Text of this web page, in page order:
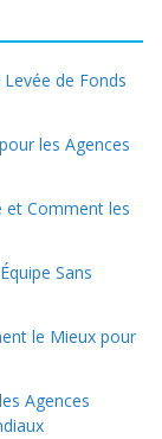
de Fonds
les Agences
et Comment les
Sans
le Mieux pour
Agences